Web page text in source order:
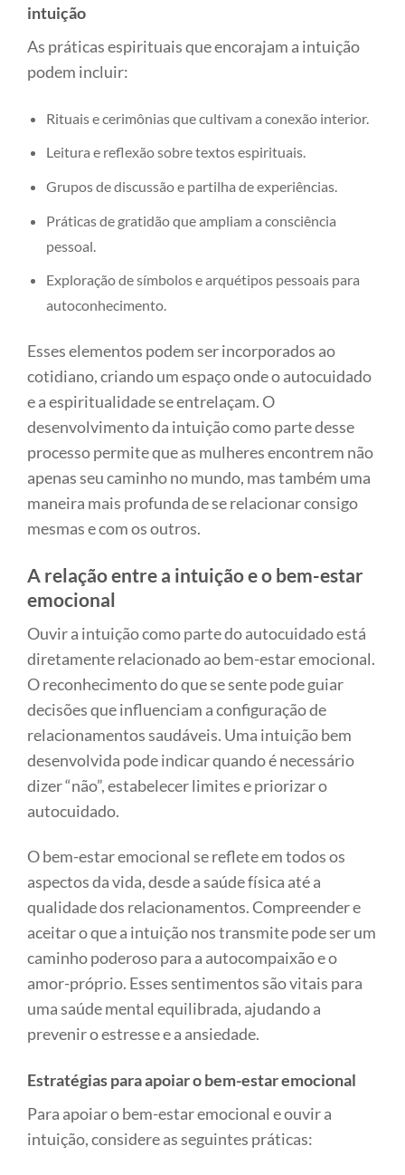
intuição
As práticas espirituais que encorajam a intuição
podem incluir:
Rituais e cerimônias que cultivam a conexão interior.
Leitura e reflexão sobre textos espirituais.
Grupos de discussão e partilha de experiências.
Práticas de gratidão que ampliam a consciência
pessoal.
Exploração de símbolos e arquétipos pessoais para
autoconhecimento.
Esses elementos podem ser incorporados ao
cotidiano, criando um espaço onde o autocuidado
e a espiritualidade se entrelaçam. O
desenvolvimento da intuição como parte desse
processo permite que as mulheres encontrem não
apenas seu caminho no mundo, mas também uma
maneira mais profunda de se relacionar consigo
mesmas e com os outros.
A relação entre a intuição e o bem-estar
emocional
Ouvir a intuição como parte do autocuidado está
diretamente relacionado ao bem-estar emocional.
O reconhecimento do que se sente pode guiar
decisões que influenciam a configuração de
relacionamentos saudáveis. Uma intuição bem
desenvolvida pode indicar quando é necessário
dizer “não”, estabelecer limites e priorizar o
autocuidado.
O bem-estar emocional se reflete em todos os
aspectos da vida, desde a saúde física até a
qualidade dos relacionamentos. Compreender e
aceitar o que a intuição nos transmite pode ser um
caminho poderoso para a autocompaixão e o
amor-próprio. Esses sentimentos são vitais para
uma saúde mental equilibrada, ajudando a
prevenir o estresse e a ansiedade.
Estratégias para apoiar o bem-estar emocional
Para apoiar o bem-estar emocional e ouvir a
intuição, considere as seguintes práticas: